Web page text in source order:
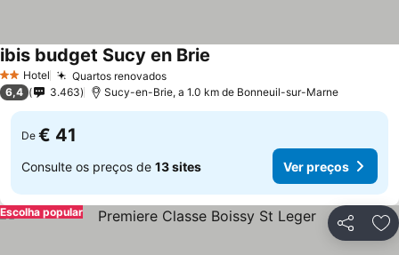
2 Estrelas
Hotel Quartos renovadosVer preços
ibis budget Sucy en Brie
6,4 3.463 Sucy-en-Brie, a 1.0 km de Bonneuil-sur-Marne
De € 41
Consulte os preços de 13 sites Ver preços
Partilhar
Escolha popular